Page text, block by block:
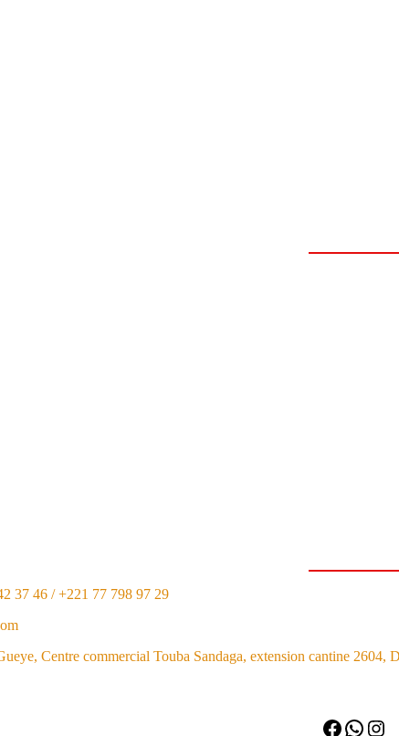
37 46 / +221 77 798 97 29
Centre commercial Touba Sandaga, extension cantine 2604,
Facebook